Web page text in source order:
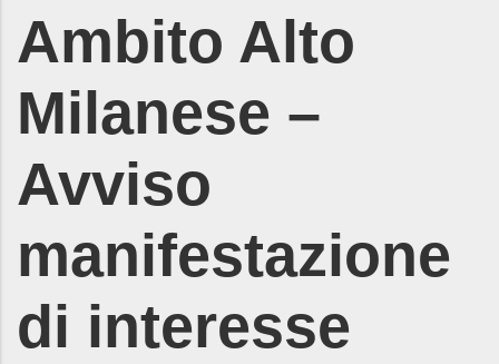
Ambito Alto
Milanese –
Avviso
manifestazione
di interesse